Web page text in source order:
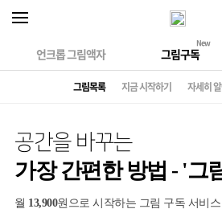
언크롭 그림액자
New
그림구독
그림목록 지금 시작하기 자세히
공간을 바꾸는
가장 간편한 방법 - '그
월 13,900원으로 시작하는 그림 구독 서비스